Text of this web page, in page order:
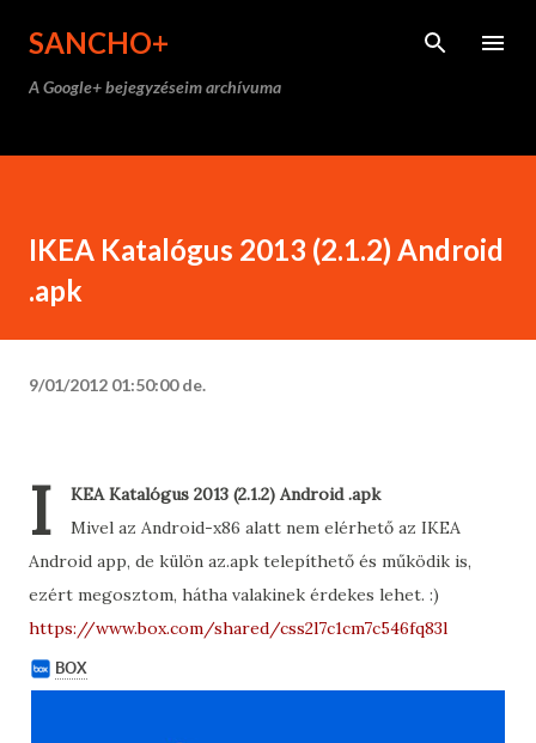
SANCHO+
A Google+ bejegyzéseim archívuma
IKEA Katalógus 2013 (2.1.2) Android
.apk
9/01/2012 01:50:00 de.
I
KEA Katalógus 2013 (2.1.2) Android .apk
Mivel az Android-x86 alatt nem elérhető az IKEA
Android app, de külön az.apk telepíthető és működik is,
ezért megosztom, hátha valakinek érdekes lehet. :)
https://www.box.com/shared/css2l7c1cm7c546fq83l